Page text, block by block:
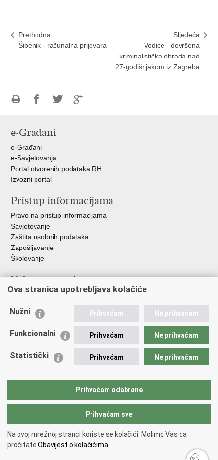
Prethodna
Šibenik - računalna prijevara
Sljedeća
Vodice - dovršena
kriminalistička obrada nad
27-godišnjakom iz Zagreba
FacebookuTwitteru
e-Građani
e-Građani
e-Savjetovanja
Portal otvorenih podataka RH
Izvozni portal
Pristup informacijama
Pravo na pristup informacijama
Savjetovanje
Zaštita osobnih podataka
Zapošljavanje
Školovanje
Važne poveznice
Ministarstvo unutarnjih poslova
Udruge
Policijska akademija
Zaklada policijske solidarnosti
Vučetić"
Copyright © 2026 Policijska uprava šibensko-kninska.
Izjava o pristupačnosti.
Ova stranica upotrebljava kolačiće
Nužni Prihvaćam Ne prihvaćam
Funkcionalni Prihvaćam Ne prihvaćam
Statistički Prihvaćam Ne prihvaćam
Prihvaćam odabrane
Prihvaćam sve
Na ovoj mrežnoj stranci koriste se kolačići. Molimo Vas da
pročitate Obavijest o kolačićima.